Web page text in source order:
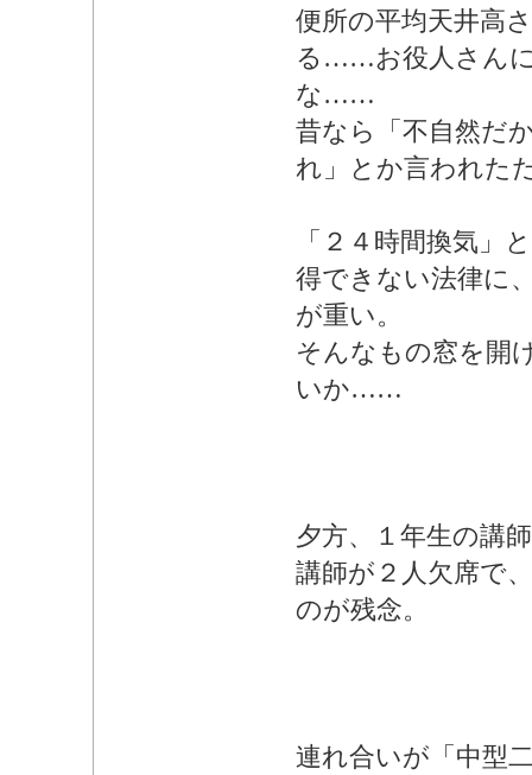
便所の平均天井高
る……お役人さん
な……
昔なら「不自然だ
れ」とか言われ
「２４時間換気」
得できない法律に
が重い。
そんなもの窓を開
いか……
夕方、１年生の講
講師が２人欠席で
のが残念。
連れ合いが「中型